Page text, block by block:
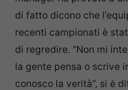
di fatto dicono che
recenti campionati è
di regredire. “Non mi
la gente pensa o scrive
conosco la verità”, si è